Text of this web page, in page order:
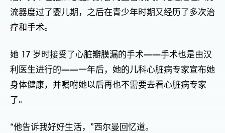
流器度过了婴儿期，之后在青少年时期又经历了多次治
疗和手术。
她 17 岁时接受了心脏瓣膜漏的手术——手术也是由汉
利医生进行的——一年后，她的儿科心脏病专家宣布她
身体健康，并嘱咐她以后再也不需要去看心脏病专家
了。
“他告诉我好好生活，”西尔曼回忆道。